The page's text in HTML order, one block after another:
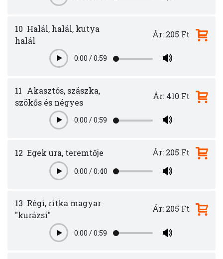
10 Halál, halál, kutya
halál
Play0:00 /0:59
Ár: 205 Ft
11
Akasztós, szászka,
szökős és négyes
Play0:00 /0:59
Ár: 410 Ft
12 Egek ura, teremtője
Play0:00 /0:40
Ár: 205 Ft
13 Régi, ritka magyar
"kurázsi"
Play0:00 /0:59
Ár: 205 Ft